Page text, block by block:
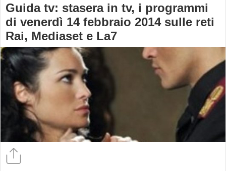
Guida tv: stasera in tv, i programmi
di venerdì 14 febbraio 2014 sulle reti
Rai, Mediaset e La7